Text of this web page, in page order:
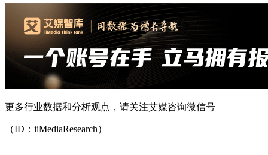
更多行业数据和分析观点，请关注艾媒咨询微信号
（ID：iiMediaResearch）